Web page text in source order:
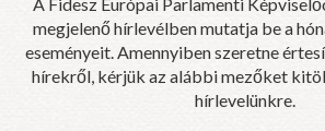
megjelenő hírlevélben mutatja be a
eseményeit. Amennyiben szeretne
hírekről, kérjük az alábbi mezőket
hírlevelünkre.